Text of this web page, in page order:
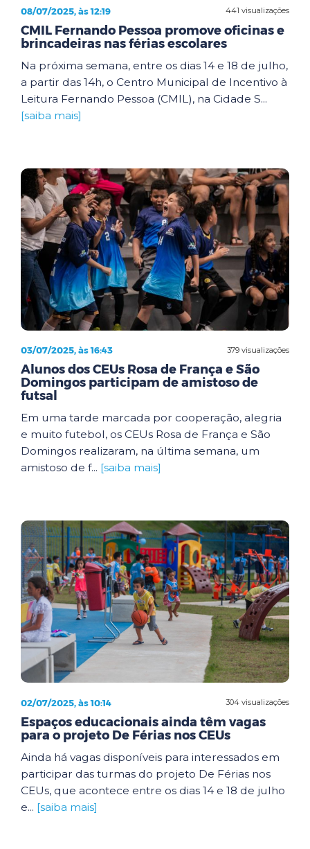
441 visualizações
08/07/2025, às 12:19
CMIL Fernando Pessoa promove oficinas e
brincadeiras nas férias escolares
Na próxima semana, entre os dias 14 e 18 de julho,
a partir das 14h, o Centro Municipal de Incentivo à
Leitura Fernando Pessoa (CMIL), na Cidade S...
[saiba mais]
379 visualizações
03/07/2025, às 16:43
Alunos dos CEUs Rosa de França e São
Domingos participam de amistoso de
futsal
Em uma tarde marcada por cooperação, alegria
e muito futebol, os CEUs Rosa de França e São
Domingos realizaram, na última semana, um
amistoso de f... [saiba mais]
304 visualizações
02/07/2025, às 10:14
Espaços educacionais ainda têm vagas
para o projeto De Férias nos CEUs
Ainda há vagas disponíveis para interessados em
participar das turmas do projeto De Férias nos
CEUs, que acontece entre os dias 14 e 18 de julho
e... [saiba mais]